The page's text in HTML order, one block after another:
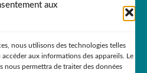
aux
nous utilisons des technologies telles
aux informations des appareils. Le
nous permettra de traiter des données
5,50€